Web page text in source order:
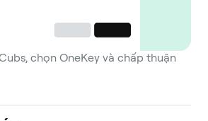
chọn OneKey và chấp thuận